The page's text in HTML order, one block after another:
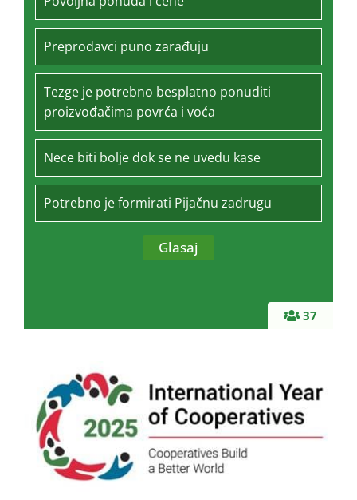
37
Preprodavci puno zarađuju
Tezge je potrebno besplatno ponuditi
proizvođačima povrća i voća
Nece biti bolje dok se ne uvedu kase
Potrebno je formirati Pijačnu zadrugu